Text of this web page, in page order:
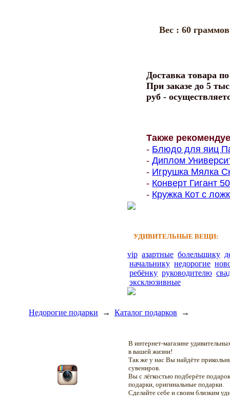
Bec : 60 граммов
Доставка товара
При заказе до 5
руб -
Также
- Блюдо для яиц
- Диплом
- Игрушка Мялка
- Конверт Гигант
- Кружка Кот с
УДИВИТЕЛЬНЫЕ ВЕЩИ:
vip азартные болельщику
начальнику недорогие
ребёнку руководителю
эксклюзивные
Недорогие подарки → Каталог подарков →
В интернет-магазине
в вашей жизни!
Так же у нас Вы найдёте
сувениров.
Вы с лёгкостью подберёте
подарки, оригинальные подарки.
Сделайте себе и своим близким